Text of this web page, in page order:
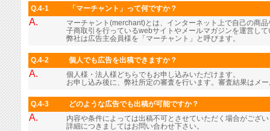
Q.4-1 「マーチャント」って何ですか？
A.
マーチャント(merchant)とは、インターネット上で自己の商
子商取引を行っているwebサイトやメールマガジンを運営し
弊社は広告主会員様を「マーチャント」と呼びます。
Q.4-2 個人でも広告を出稿できますか？
A.
個人様・法人様どちらでもお申し込みいただけます。
お申し込み後に、弊社所定の審査を行います。審査結果はメ
Q.4-3 どのような広告でも出稿が可能ですか？
A.
内容や条件によっては出稿不可とさせていただく場合がござ
詳細につきましてはお問い合わせ下さい。